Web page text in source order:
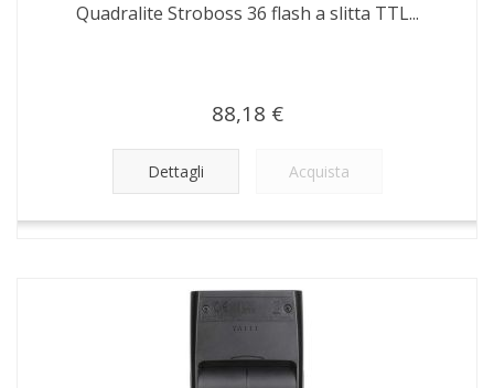
Quadralite Stroboss 36 flash a slitta TTL...
88,18 €
Dettagli Acquista